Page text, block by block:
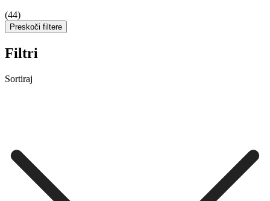
(44)
Preskoči filtere
Filtri
Sortiraj